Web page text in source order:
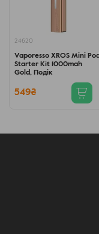
смак та подвійний
24620
Vaporesso XROS Mini Pod
Starter Kit 1000mah
Gold, Подік
549₴